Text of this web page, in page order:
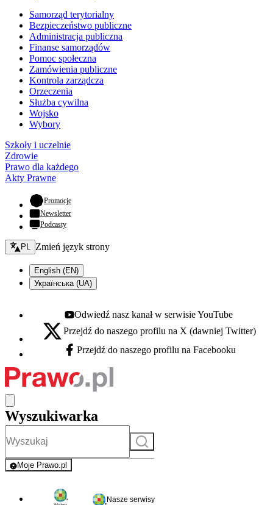
Samorząd terytorialny
Bezpieczeństwo publiczne
Administracja publiczna
Finanse samorządów
Pomoc społeczna
Zamówienia publiczne
Kontrola zarządcza
Orzeczenia
Służba cywilna
Wojsko
Wybory
Szkoły i uczelnie
Zdrowie
Prawo dla każdego
Akty Prawne
Promocje- otwiera się w nowej karcie
Newsletter
Podcasty
Zmień język - bieżący:
PL Zmień język strony
English (EN)
Українська (UA)
Youtube - otwiera się w nowej karcie
Odwiedź nasz kanał w serwisie YouTube
X - otwiera się w nowej karcie
Przejdź do naszego profilu na X (dawniej Twitter)
Facebook - otwiera się w nowej karcie
Przejdź do naszego profilu na Facebooku
Wyszukiwarka
Szukaj
Moje Prawo.pl
- rejestracja i logowanie do serwisu
Nasze serwisy